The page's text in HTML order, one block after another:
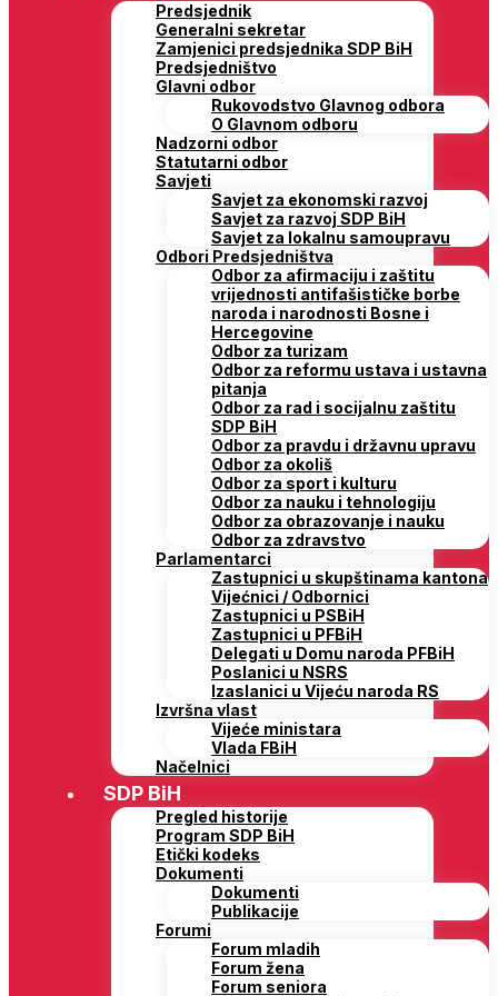
Predsjednik
Generalni sekretar
Zamjenici predsjednika SDP BiH
Predsjedništvo
Glavni odbor
Rukovodstvo Glavnog odbora
O Glavnom odboru
Nadzorni odbor
Statutarni odbor
Savjeti
Savjet za ekonomski razvoj
Savjet za razvoj SDP BiH
Savjet za lokalnu samoupravu
Odbori Predsjedništva
Odbor za afirmaciju i zaštitu
vrijednosti antifašističke borbe
naroda i narodnosti Bosne i
Hercegovine
Odbor za turizam
Odbor za reformu ustava i ustavna
pitanja
Odbor za rad i socijalnu zaštitu
SDP BiH
Odbor za pravdu i državnu upravu
Odbor za okoliš
Odbor za sport i kulturu
Odbor za nauku i tehnologiju
Odbor za obrazovanje i nauku
Odbor za zdravstvo
Parlamentarci
Zastupnici u skupštinama kantona
Vijećnici / Odbornici
Zastupnici u PSBiH
Zastupnici u PFBiH
Delegati u Domu naroda PFBiH
Poslanici u NSRS
Izaslanici u Vijeću naroda RS
Izvršna vlast
Vijeće ministara
Vlada FBiH
Načelnici
SDP BiH
Pregled historije
Program SDP BiH
Etički kodeks
Dokumenti
Dokumenti
Publikacije
Forumi
Forum mladih
Forum žena
Forum seniora